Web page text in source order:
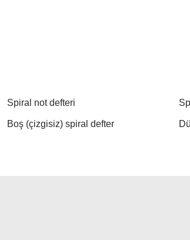
Spiral not defteri
Boş (çizgisiz) spiral defter